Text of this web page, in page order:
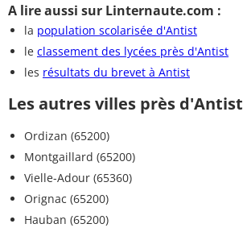
A lire aussi sur Linternaute.com :
la population scolarisée d'Antist
le classement des lycées près d'Antist
les résultats du brevet à Antist
Les autres villes près d'Antist
Ordizan (65200)
Montgaillard (65200)
Vielle-Adour (65360)
Orignac (65200)
Hauban (65200)